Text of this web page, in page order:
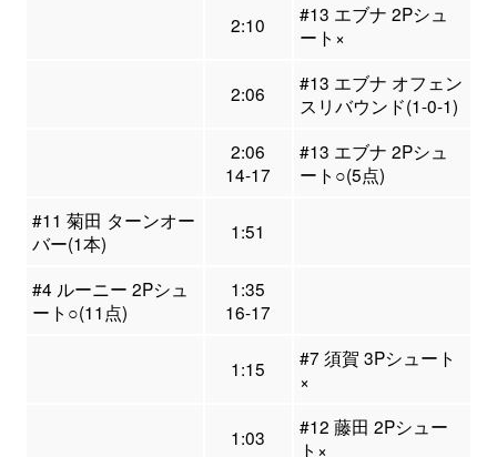
2:10
#13 エブナ 2Pシュ
ート×
2:06
#13 エブナ オフェン
スリバウンド(1-0-1)
2:06
14-17
#13 エブナ 2Pシュ
ート○(5点)
#11 菊田 ターンオー
バー(1本)
1:51
#4 ルーニー 2Pシュ
ート○(11点)
1:35
16-17
1:15
#7 須賀 3Pシュート
×
1:03
#12 藤田 2Pシュー
ト×